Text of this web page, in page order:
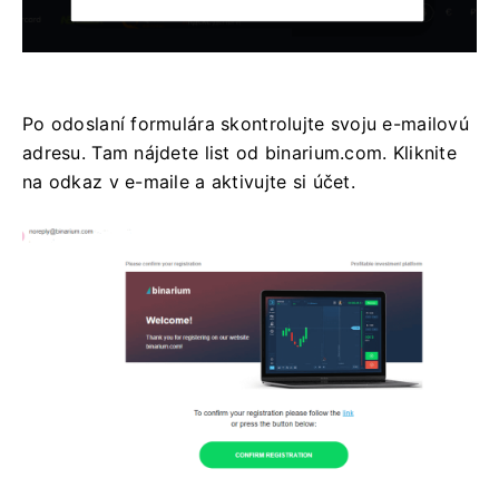
Po odoslaní formulára skontrolujte svoju e-mailovú
adresu. Tam nájdete list od binarium.com. Kliknite
na odkaz v e-maile a aktivujte si účet.